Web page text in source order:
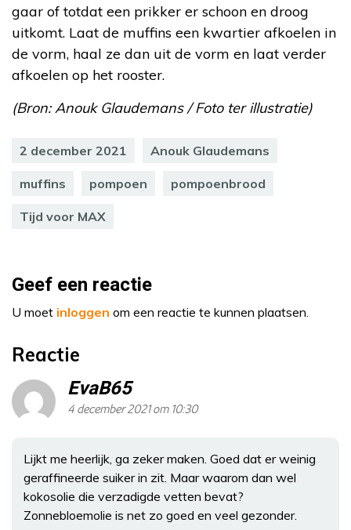
gaar of totdat een prikker er schoon en droog
uitkomt. Laat de muffins een kwartier afkoelen in
de vorm, haal ze dan uit de vorm en laat verder
afkoelen op het rooster.
(Bron: Anouk Glaudemans / Foto ter illustratie)
2 december 2021 Anouk Glaudemans
muffins pompoen pompoenbrood
Tijd voor MAX
Geef een reactie
U moet inloggen om een reactie te kunnen plaatsen.
Reactie
EvaB65
4 december 2021 om 10:30
Lijkt me heerlijk, ga zeker maken. Goed dat er weinig
geraffineerde suiker in zit. Maar waarom dan wel
kokosolie die verzadigde vetten bevat?
Zonnebloemolie is net zo goed en veel gezonder.